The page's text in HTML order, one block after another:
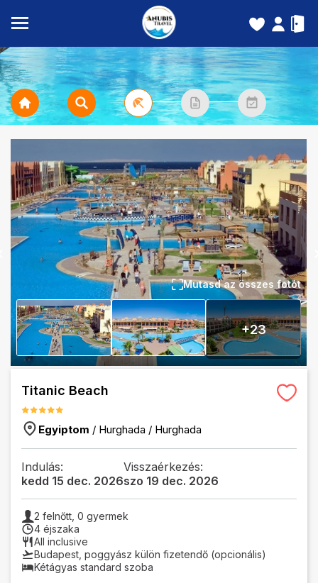
Mutasd az összes fotót
+23
Titanic Beach
Egyiptom / Hurghada / Hurghada
Indulás:
kedd 15 dec. 2026
Visszaérkezés:
szo 19 dec. 2026
2 felnőtt, 0 gyermek
4 éjszaka
All inclusive
Budapest poggyász külön fizetendő (opcionális)
Kétágyas standard szoba